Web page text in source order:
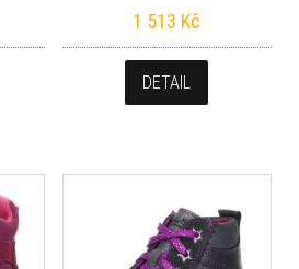
1 513 Kč
DETAIL